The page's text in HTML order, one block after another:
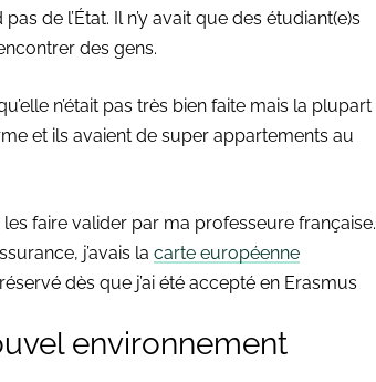
de l’État. Il n’y avait que des étudiant(e)s
des gens.
n’était pas très bien faite mais la plupart
et ils avaient de super appartements au
les faire valider par ma professeure française.
j’avais la carte européenne
dès que j’ai été accepté en Erasmus
environnement